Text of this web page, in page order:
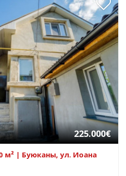
225.000€
м² | Буюканы, ул. Иоана